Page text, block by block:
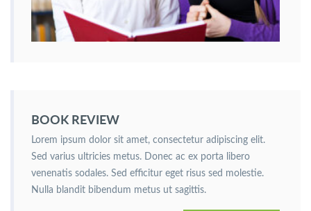
BOOK REVIEW
Lorem ipsum dolor sit amet, consectetur adipiscing elit.
Sed varius ultricies metus. Donec ac ex porta libero
venenatis sodales. Sed efficitur eget risus sed molestie.
Nulla blandit bibendum metus ut sagittis.